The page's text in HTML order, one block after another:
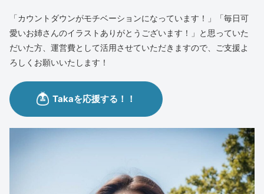
「カウントダウンがモチベーションになっています！」「毎日可
愛いお姉さんのイラストありがとうございます！」と思っていた
だいた方、運営費として活用させていただきますので、ご支援よ
ろしくお願いいたします！